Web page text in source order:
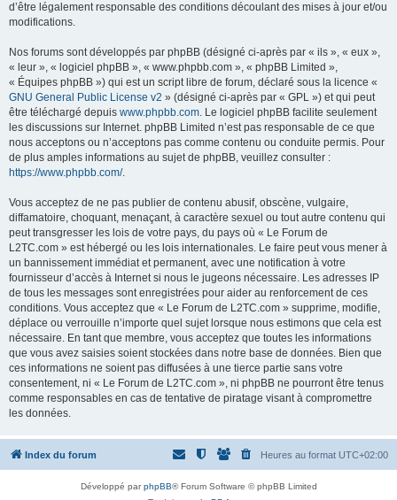
d’être légalement responsable des conditions découlant des mises à jour et/ou
modifications.
Nos forums sont développés par phpBB (désigné ci-après par « ils », « eux »,
« leur », « logiciel phpBB », « www.phpbb.com », « phpBB Limited »,
« Équipes phpBB ») qui est un script libre de forum, déclaré sous la licence «
GNU General Public License v2 » (désigné ci-après par « GPL ») et qui peut
être téléchargé depuis www.phpbb.com. Le logiciel phpBB facilite seulement
les discussions sur Internet. phpBB Limited n’est pas responsable de ce que
nous acceptons ou n’acceptons pas comme contenu ou conduite permis. Pour
de plus amples informations au sujet de phpBB, veuillez consulter :
https://www.phpbb.com/.
Vous acceptez de ne pas publier de contenu abusif, obscène, vulgaire,
diffamatoire, choquant, menaçant, à caractère sexuel ou tout autre contenu qui
peut transgresser les lois de votre pays, du pays où « Le Forum de
L2TC.com » est hébergé ou les lois internationales. Le faire peut vous mener à
un bannissement immédiat et permanent, avec une notification à votre
fournisseur d’accès à Internet si nous le jugeons nécessaire. Les adresses IP
de tous les messages sont enregistrées pour aider au renforcement de ces
conditions. Vous acceptez que « Le Forum de L2TC.com » supprime, modifie,
déplace ou verrouille n’importe quel sujet lorsque nous estimons que cela est
nécessaire. En tant que membre, vous acceptez que toutes les informations
que vous avez saisies soient stockées dans notre base de données. Bien que
ces informations ne soient pas diffusées à une tierce partie sans votre
consentement, ni « Le Forum de L2TC.com », ni phpBB ne pourront être tenus
comme responsables en cas de tentative de piratage visant à compromettre
les données.
Index du forum Heures au format UTC+02:00
Développé parphpBB® Forum Software © phpBB Limited